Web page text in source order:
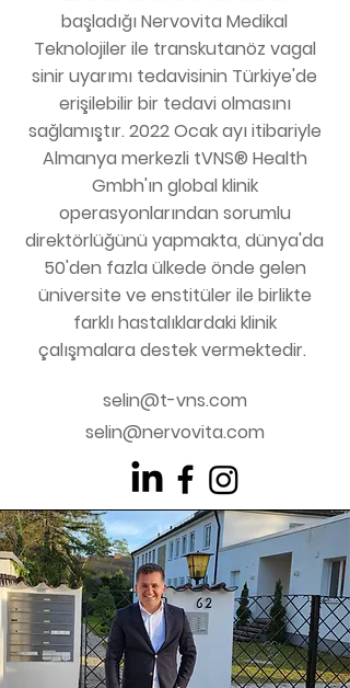
başladığı Nervovita Medikal
Teknolojiler ile transkutanöz vagal
sinir uyarımı tedavisinin Türkiye'de
erişilebilir bir tedavi olmasını
sağlamıştır. 2022 Ocak ayı itibariyle
Almanya merkezli tVNS® Health
Gmbh'ın global klinik
operasyonlarından sorumlu
direktörlüğünü yapmakta, dünya'da
50'den fazla ülkede önde gelen
üniversite ve enstitüler ile birlikte
farklı hastalıklardaki klinik
çalışmalara destek vermektedir.
selin@t-vns.com
selin@nervovita.com